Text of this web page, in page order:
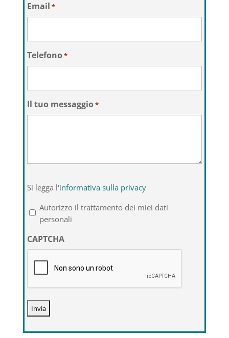
Email *
Telefono*
Il tuo messaggio*
legga
l'informativa
sulla
privacy
*
Si legga l'informativa sulla privacy
Autorizzo il trattamento dei miei dati
personali
CAPTCHA